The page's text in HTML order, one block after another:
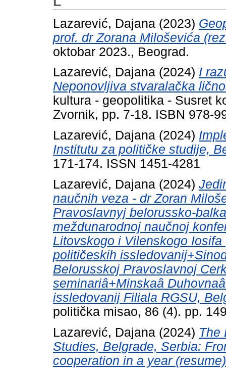
Lazarević, Dajana (2023)
prof. dr Zorana Miloševića
oktobar 2023., Beograd.
Lazarević, Dajana (2024) I
Neponovljiva stvaralačka
kultura - geopolitika - Susret
Zvornik, pp. 7-18. ISBN 978-
Lazarević, Dajana (2024)
Institutu za političke studije,
171-174. ISSN 1451-4281
Lazarević, Dajana (2024)
naučnih veza - dr Zoran
Pravoslavnyj belorussko-
meždunarodnoj naučnoj
Litovskogo i Vilenskogo
političeskih
Belorusskoj Pravoslavnoj
seminariâ+Minskaâ
issledovanij Filiala RGSU,
politička misao, 86 (4). pp.
Lazarević, Dajana (2024) The
Studies, Belgrade, Serbia:
cooperation in a year